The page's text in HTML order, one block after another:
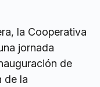
la Cooperativa
jornada
de
de la